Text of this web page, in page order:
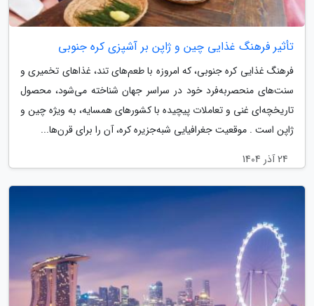
تأثیر فرهنگ غذایی چین و ژاپن بر آشپزی کره جنوبی
فرهنگ غذایی کره جنوبی، که امروزه با طعم‌های تند، غذاهای تخمیری و
سنت‌های منحصربه‌فرد خود در سراسر جهان شناخته می‌شود، محصول
تاریخچه‌ای غنی و تعاملات پیچیده با کشورهای همسایه، به ویژه چین و
ژاپن است . موقعیت جغرافیایی شبه‌جزیره کره، آن را برای قرن‌ها...
24 آذر 1404